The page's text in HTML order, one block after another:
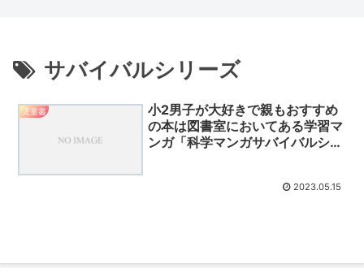
サバイバルシリーズ
児童書
小2男子が大好きで親もおすすめ
の本は図書室においてある学習マ
ンガ「科学マンガサバイバルシリ
2023.05.15